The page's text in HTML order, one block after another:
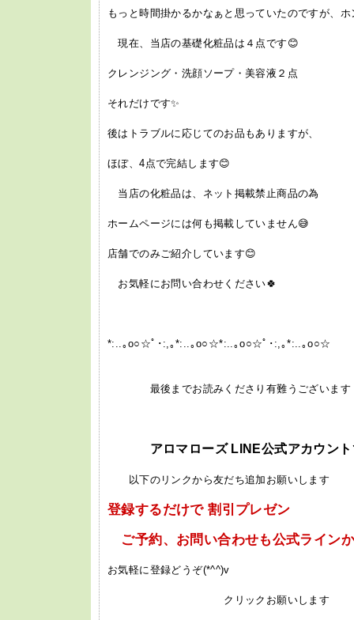
もっと時間掛かるかなぁと思っていたのですが、ホ
現在、当店の基礎化粧品は４点です😊
クレンジング・洗顔ソープ・美容液２点
それだけです✨
後はトラブルに応じてのお品もありますが、
ほぼ、4点で完結します😊
当店の化粧品は、ネット掲載禁止商品の為
ホームページには何も掲載していません😅
店舗でのみご紹介しています😊
お気軽にお問い合わせください🍀
*:..｡o○☆ﾟ･:,｡*:..｡o○☆*:..｡o○☆ﾟ･:,｡*:..｡o○☆
最後までお読みくださり有難うございます
アロマローズ LINE公式アカウン
以下のリンクから友だち追加お願いします
登録するだけで 割引プレゼン
ご予約、お問い合わせも公式ライン
お気軽に登録どうぞ(*^^)v
クリックお願いします